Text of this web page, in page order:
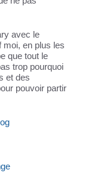
avec le
moi, en plus les
que tout le
trop pourquoi
et des
pouvoir partir
g